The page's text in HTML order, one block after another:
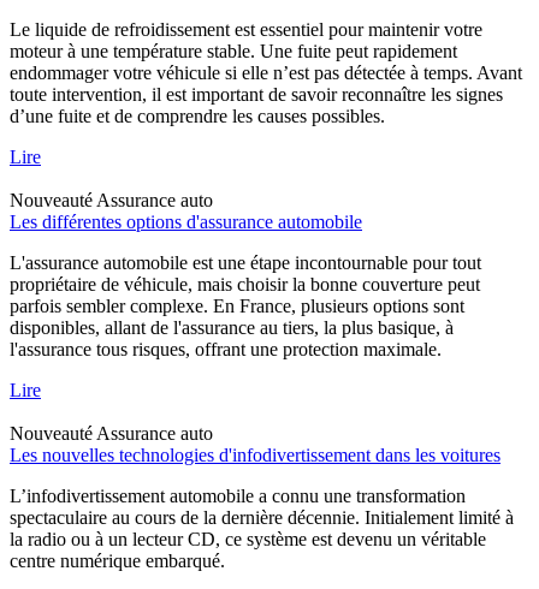
Le liquide de refroidissement est essentiel pour maintenir votre
moteur à une température stable. Une fuite peut rapidement
endommager votre véhicule si elle n’est pas détectée à temps. Avant
toute intervention, il est important de savoir reconnaître les signes
d’une fuite et de comprendre les causes possibles.
Lire
Nouveauté Assurance auto
Les différentes options d'assurance automobile
L'assurance automobile est une étape incontournable pour tout
propriétaire de véhicule, mais choisir la bonne couverture peut
parfois sembler complexe. En France, plusieurs options sont
disponibles, allant de l'assurance au tiers, la plus basique, à
l'assurance tous risques, offrant une protection maximale.
Lire
Nouveauté Assurance auto
Les nouvelles technologies d'infodivertissement dans les voitures
L’infodivertissement automobile a connu une transformation
spectaculaire au cours de la dernière décennie. Initialement limité à
la radio ou à un lecteur CD, ce système est devenu un véritable
centre numérique embarqué.